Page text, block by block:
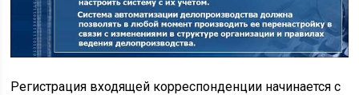
Регистрация входящей корреспонденции начинается с